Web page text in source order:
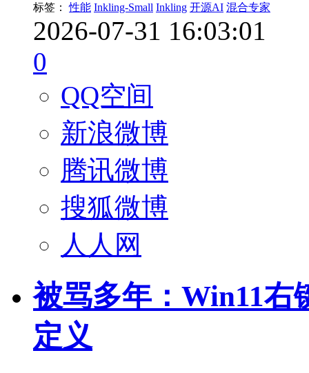
标签： 性能 Inkling-Small Inkling 开源AI 混合专家
2026-07-31 16:03:01
0
QQ空间
新浪微博
腾讯微博
搜狐微博
人人网
被骂多年：Win11右
定义